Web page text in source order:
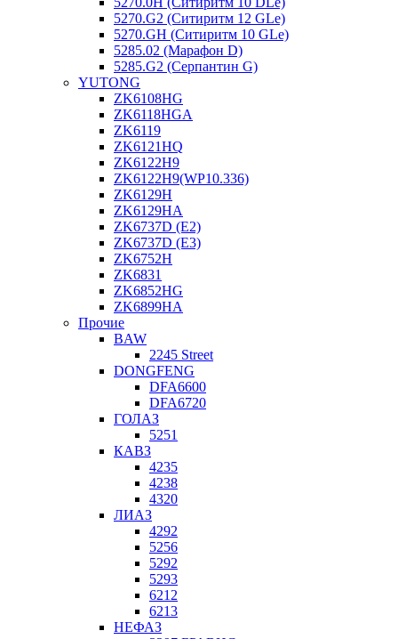
5270.G2 (Ситиритм 12 GLe)
5270.GH (Ситиритм 10 GLe)
5285.02 (Марафон D)
5285.G2 (Серпантин G)
YUTONG
ZK6108HG
ZK6118HGA
ZK6119
ZK6121HQ
ZK6122H9
ZK6122H9(WP10.336)
ZK6129H
ZK6129HA
ZK6737D (E2)
ZK6737D (E3)
ZK6752H
ZK6831
ZK6852HG
ZK6899HA
Прочие
BAW
2245 Street
DONGFENG
DFA6600
DFA6720
ГОЛАЗ
5251
КАВЗ
4235
4238
4320
ЛИАЗ
4292
5256
5292
5293
6212
6213
НЕФАЗ